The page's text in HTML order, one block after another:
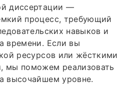
диссертации —
процесс, требующий
навыков и
времени. Если вы
ресурсов или жёсткими
мы поможем реализовать
высочайшем уровне.